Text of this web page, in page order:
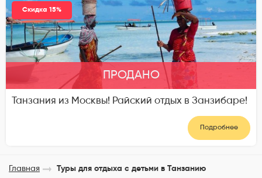
Скидка 15%
ПРОДАНО
Танзания из Москвы! Райский отдых в Занзибаре!
Подробнее
Главная Туры для отдыха с детьми в Танзанию